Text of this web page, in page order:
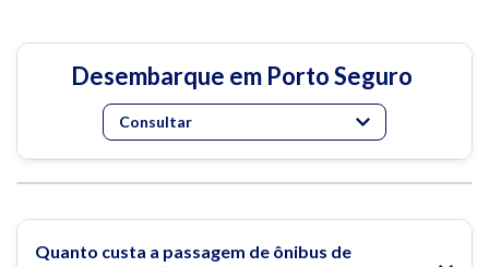
Desembarque em Porto Seguro
Consultar
Quanto custa a passagem de ônibus de